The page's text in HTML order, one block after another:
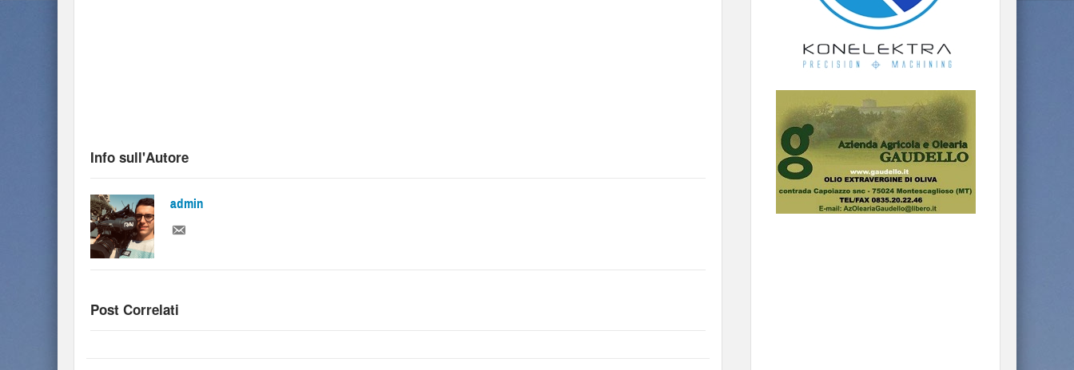
Info sull'Autore
admin
Post Correlati